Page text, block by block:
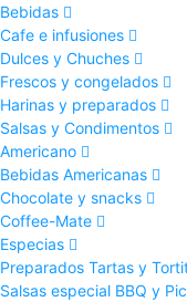
Bebidas
Cafe e infusiones
Dulces y Chuches
Frescos y congelados
Harinas y preparados
Salsas y Condimentos
Americano
Bebidas Americanas
Chocolate y snacks
Coffee-Mate
Especias
Preparados Tartas y
Salsas especial BBQ y